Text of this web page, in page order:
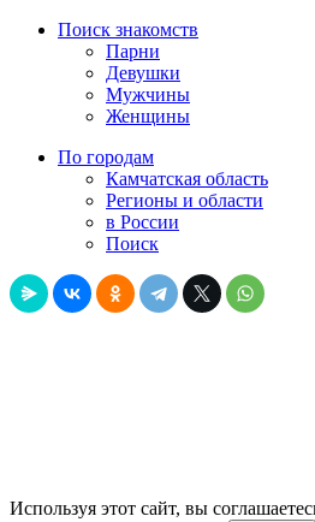
Поиск знакомств
Парни
Девушки
Мужчины
Женщины
По городам
Камчатская область
Регионы и области
в России
Поиск
Используя этот сайт, вы